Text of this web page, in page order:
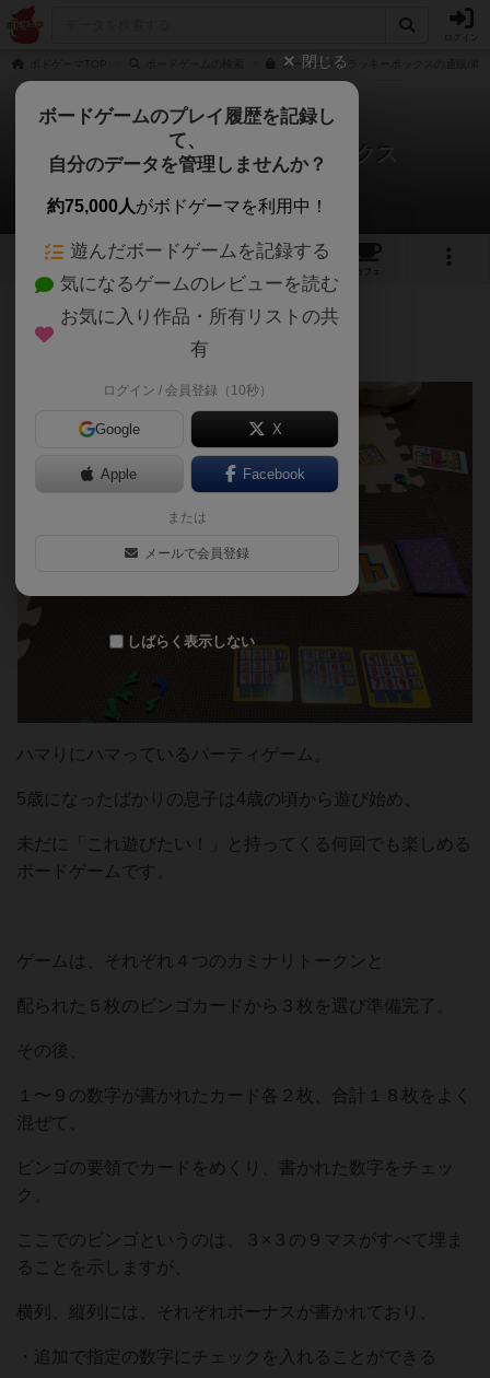
スーパーメガラッキーボックスの通販/商
スーパーメガラッキーボックス
ポッターさんのレビュー
7 15
カフェ
216名 4名 0 約1年前
ハマりにハマっているパーティゲーム。
5歳になったばかりの息子は4歳の頃から遊び始め、
未だに「これ遊びたい！」と持ってくる何回でも楽しめる
ボードゲームです。
ゲームは、それぞれ４つのカミナリトークンと
配られた５枚のビンゴカードから３枚を選び準備完了。
その後、
１〜９の数字が書かれたカード各２枚、合計１８枚をよく
混ぜて、
ビンゴの要領でカードをめくり、書かれた数字をチェッ
ク。
ここでのビンゴというのは、３×３の９マスがすべて埋ま
ることを示しますが、
横列、縦列には、それぞれボーナスが書かれており、
・追加で指定の数字にチェックを入れることができる
閉じる
ボードゲームのプレイ履歴を記録し
て、
自分のデータを管理しませんか？
約75,000人がボドゲーマを利用中！
遊んだボードゲームを記録する
気になるゲームのレビューを読む
お気に入り作品・所有リストの共
有
ログイン / 会員登録（10秒）
Google X
Apple Facebook
または
メールで会員登録
しばらく表示しない